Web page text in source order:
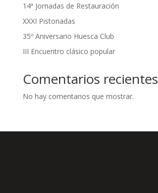
14ª Jornadas de Restauración
XXXI Pistonadas
35º Aniversario Huesca Club
III Encuentro clásico popular
Comentarios recientes
No hay comentarios que mostrar.